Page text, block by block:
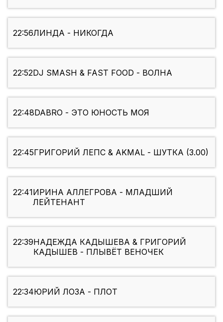
22:56ЛИНДА - НИКОГДА
22:52DJ SMASH & FAST FOOD - ВОЛНА
22:48DABRO - ЭТО ЮНОСТЬ МОЯ
22:45ГРИГОРИЙ ЛЕПС & AKMAL - ШУТКА (3.00)
22:41ИРИНА АЛЛЕГРОВА - МЛАДШИЙ
ЛЕЙТЕНАНТ
22:39НАДЕЖДА КАДЫШЕВА & ГРИГОРИЙ
КАДЫШЕВ - ПЛЫВЁТ ВЕНОЧЕК
22:34ЮРИЙ ЛОЗА - ПЛОТ